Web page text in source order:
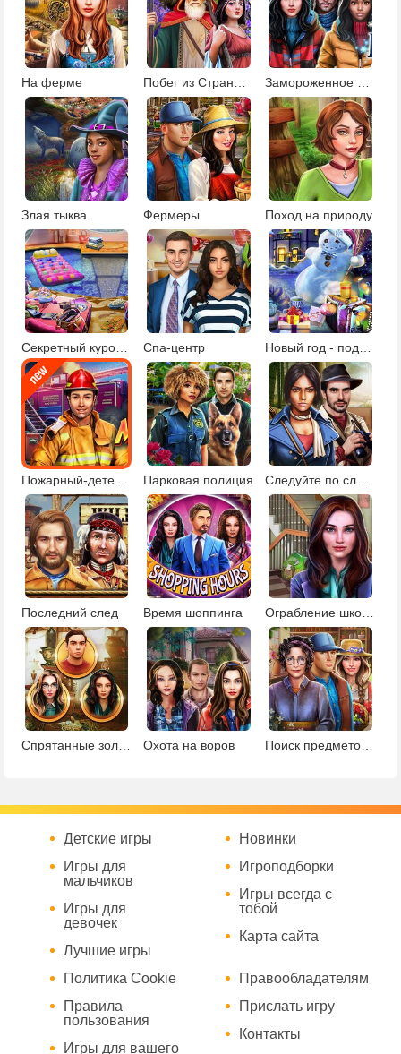
На ферме
Злая тыква Фермеры Поход на природу
Секретный курорт для знаменитостей Спа-центр
Пожарный-детектив Парковая полиция Следуйте по следам
Последний след Время шоппинга Ограбление школы
Спрятанные золотые монеты Охота на воров Поиск предметов в ботаническом саду
Детские игры
Игры для
мальчиков
Игры для
девочек
Лучшие игры
Новинки
Игроподборки
Игры всегда с
тобой
Карта сайта
Политика Cookie
Правила
пользования
Игры для вашего
Правообладателям
Прислать игру
Контакты